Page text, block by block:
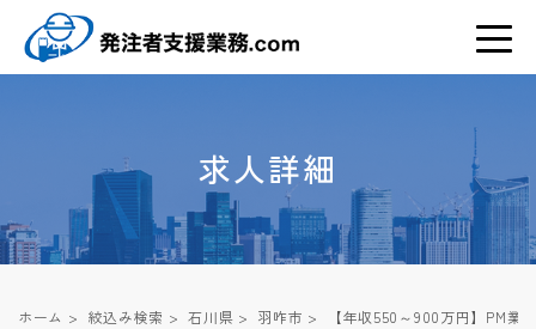
求人詳細
ホーム > 絞込み検索 > 石川県 > 羽咋市 > 【年収550～900万円】PM